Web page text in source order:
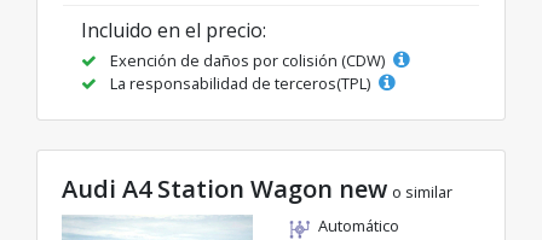
Incluido en el precio:
Exención de daños por colisión (CDW)
La responsabilidad de terceros(TPL)
Audi A4 Station Wagon new o similar
Automático